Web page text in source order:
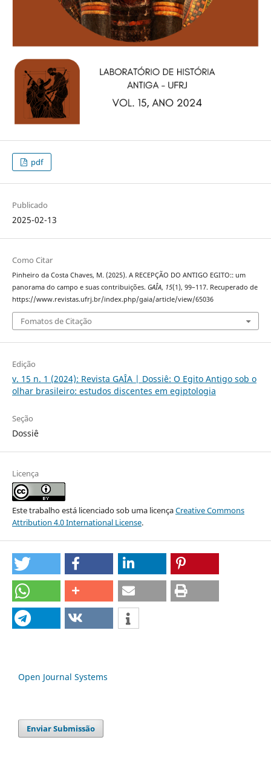
pdf
Publicado
2025-02-13
Como Citar
Pinheiro da Costa Chaves, M. (2025). A RECEPÇÃO DO ANTIGO EGITO:: um
panorama do campo e suas contribuições. GAÎA, 15(1), 99–117. Recuperado de
https://www.revistas.ufrj.br/index.php/gaia/article/view/65036
Fomatos de Citação
Edição
v. 15 n. 1 (2024): Revista GAÎA | Dossiê: O Egito Antigo sob o
olhar brasileiro: estudos discentes em egiptologia
Seção
Dossiê
Licença
Este trabalho está licenciado sob uma licençaCreative Commons
Attribution 4.0 International License.
Open Journal Systems
Enviar Submissão